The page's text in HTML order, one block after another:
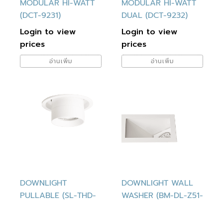
MODULAR HI-WATT
(DCT-9231)
Login to view
prices
อ่านเพิ่ม
MODULAR HI-WATT
DUAL (DCT-9232)
Login to view
prices
อ่านเพิ่ม
DOWNLIGHT
PULLABLE (SL-THD-
DOWNLIGHT WALL
WASHER (BM-DL-Z51-